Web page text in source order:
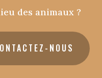
des animaux ?
NOUS